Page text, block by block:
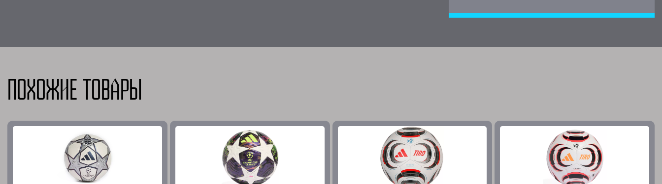
Похожие товары